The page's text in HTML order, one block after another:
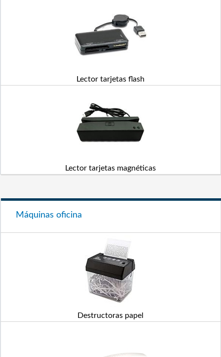
Lector tarjetas flash
Lector tarjetas magnéticas
Máquinas oficina
Destructoras papel